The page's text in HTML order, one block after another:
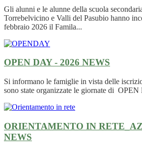
Gli alunni e le alunne della scuola
Torrebelvicino e Valli del Pasubio hanno
febbraio 2026 il Famila...
OPEN DAY - 2026 NEWS
Si informano le famiglie in vista delle
sono state organizzate le giornate di OPEN
ORIENTAMENTO IN
NEWS